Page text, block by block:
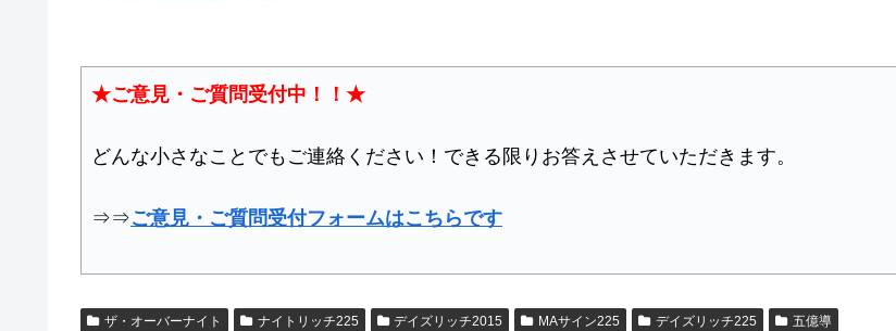
★ご意見・ご質問受付中！！★
どんな小さなことでもご連絡ください！できる限りお答えさせていただきます。
⇒⇒ご意見・ご質問受付フォームはこちらです
ザ・オーバーナイト ナイトリッチ225 デイズリッチ2015 MAサイン225 デイズリッチ225 五億導